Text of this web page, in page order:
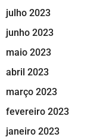
julho 2023
junho 2023
maio 2023
abril 2023
março 2023
fevereiro 2023
janeiro 2023